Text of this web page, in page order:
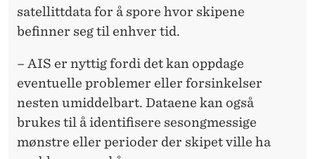
satellittdata for å spore hvor skipene
befinner seg til enhver tid.
– AIS er nyttig fordi det kan oppdage
eventuelle problemer eller forsinkelser
nesten umiddelbart. Dataene kan også
brukes til å identifisere sesongmessige
mønstre eller perioder der skipet ville ha